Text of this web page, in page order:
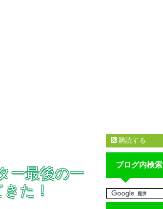
ー最後の一
た！
購読する
ブログ内検索